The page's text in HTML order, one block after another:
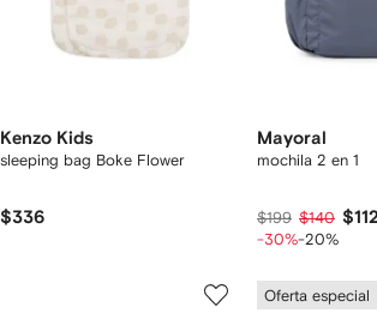
Kenzo Kids
sleeping bag Boke Flower
$336
Mayoral
mochila 2 en 1
$199 $140 $112
-30%-20%
Oferta especial